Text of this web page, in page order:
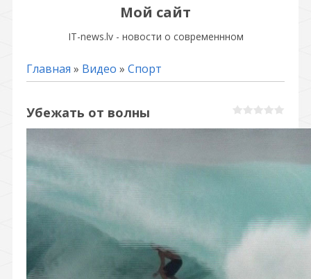
Мой сайт
IT-news.lv - новости о современнном
Главная » Видео » Спорт
Убежать от волны